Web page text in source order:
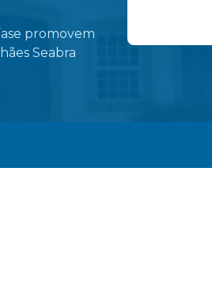
promovem
Seabra